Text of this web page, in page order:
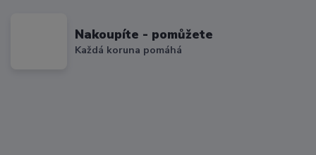
Nakoupíte - pomůžete
Každá koruna pomáhá